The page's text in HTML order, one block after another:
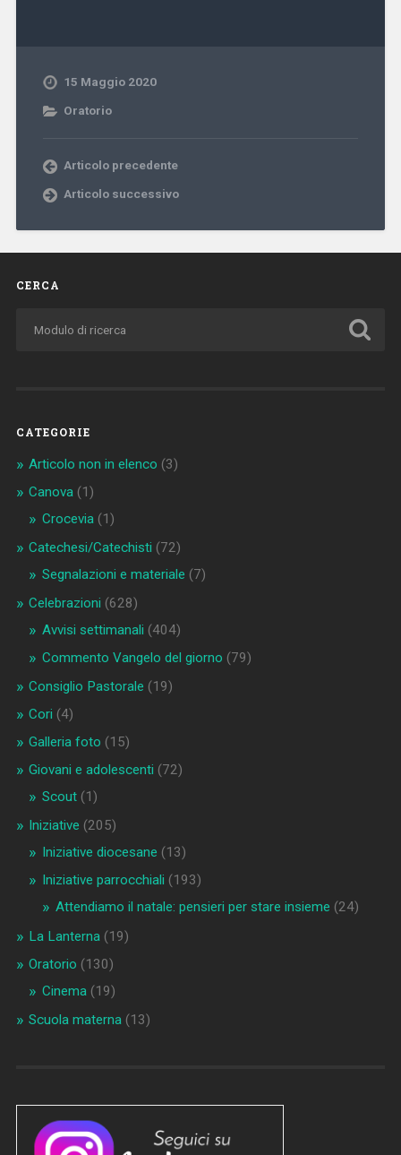
15 Maggio 2020
Oratorio
Articolo precedente
Articolo successivo
CERCA
CATEGORIE
Articolo non in elenco (3)
Canova(1)
Crocevia(1)
Catechesi/Catechisti (72)
Segnalazioni e materiale (7)
Celebrazioni (628)
Avvisi settimanali (404)
Commento Vangelo del giorno (79)
Consiglio Pastorale (19)
Cori (4)
Galleria foto (15)
Giovani e adolescenti (72)
Scout(1)
Iniziative (205)
Iniziative diocesane (13)
Iniziative parrocchiali (193)
Attendiamo il natale: pensieri per stare insieme (24)
La Lanterna(19)
Oratorio (130)
Cinema(19)
Scuola materna(13)